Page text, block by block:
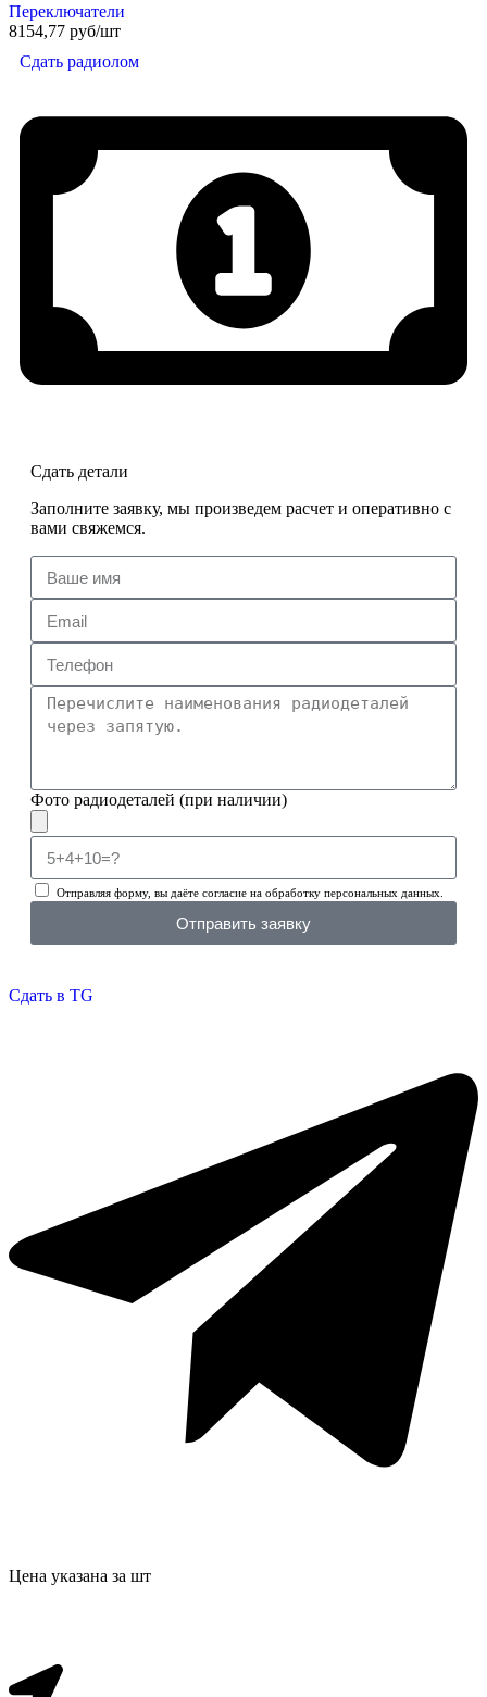
Переключатели
8154,77 руб/шт
Сдать радиолом
Сдать детали
Заполните заявку, мы произведем расчет и оперативно с
вами свяжемся.
Фото радиодеталей (при наличии)
Отправляя форму, вы даёте согласие на обработку персональных данных.
Отправить заявку
Сдать в TG
Цена указана за шт